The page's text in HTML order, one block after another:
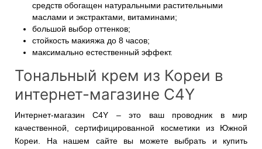
средств обогащен натуральными растительными
маслами и экстрактами, витаминами;
большой выбор оттенков;
стойкость макияжа до 8 часов;
максимально естественный эффект.
Тональный крем из Кореи в
интернет-магазине C4Y
Интернет-магазин C4Y – это ваш проводник в мир
качественной, сертифицированной косметики из Южной
Кореи. На нашем сайте вы можете выбрать и купить